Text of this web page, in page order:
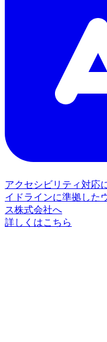
アクセシビリティ対応
イドラインに準拠した
ス株式会社へ
詳しくはこちら